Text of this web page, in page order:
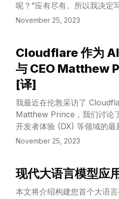
呢？”应有尽有。所以我决定
经理的理由。
November 25, 2023
Cloudflare 作为 AI
与 CEO Matthew
[译]
我最近在伦敦采访了
Matthew Prince，我们讨论
开发者体验 (DX) 等领域的最
具洞见的点——例如，他指出
式计算和网络的挑战。
November 25, 2023
View Article
现代大语言模型应
本文将介绍构建您首个大语
View Article